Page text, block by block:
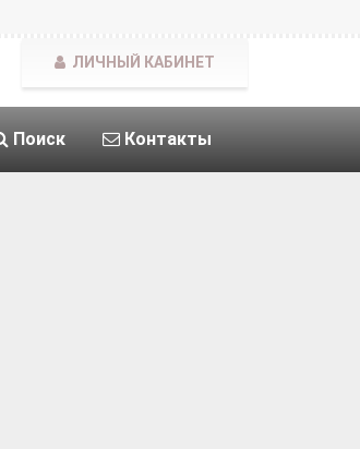
Поиск Контакты
ЛИЧНЫЙ КАБИНЕТ